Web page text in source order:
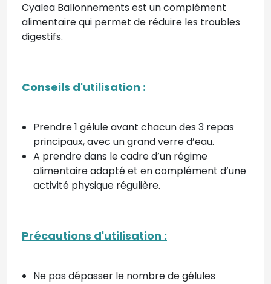
Cyalea Ballonnements est un complément
alimentaire qui permet de réduire les troubles
digestifs.
Conseils d'utilisation :
Prendre 1 gélule avant chacun des 3 repas
principaux, avec un grand verre d’eau.
A prendre dans le cadre d’un régime
alimentaire adapté et en complément d’une
activité physique régulière.
Précautions d'utilisation :
Ne pas dépasser le nombre de gélules